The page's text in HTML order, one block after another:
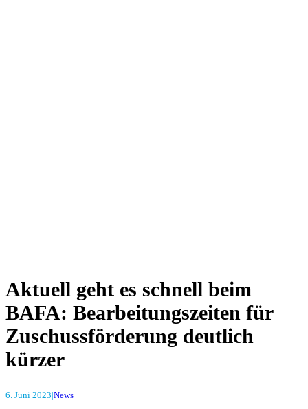
Aktuell geht es schnell beim
BAFA: Bearbeitungszeiten für
Zuschussförderung deutlich
kürzer
6. Juni 2023|News